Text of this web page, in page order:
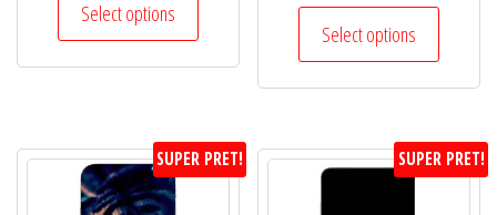
Select options
Select options
SUPER PRET! SUPER PRET!